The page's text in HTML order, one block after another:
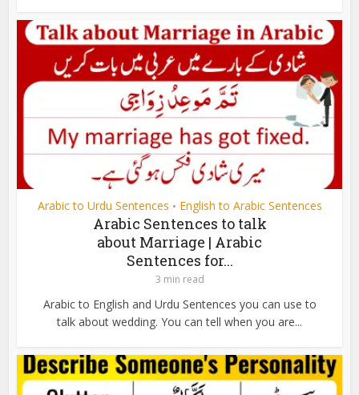
Arabic to Urdu Sentences • English to Arabic Sentences
Arabic Sentences to talk
about Marriage | Arabic
Sentences for...
3 min read
Arabic to English and Urdu Sentences you can use to
talk about wedding. You can tell when you are...